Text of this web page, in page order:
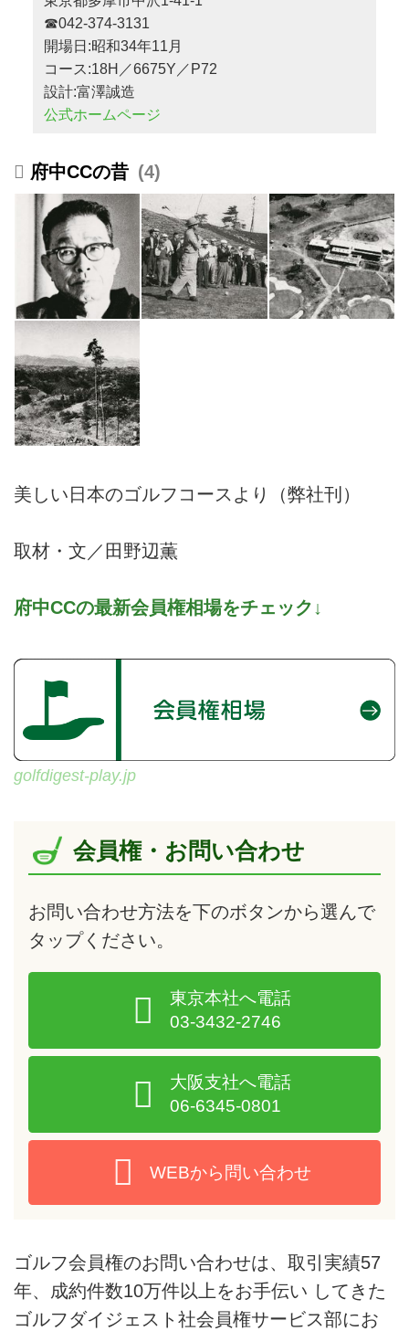
☎042-374-3131
開場日:昭和34年11月
コース:18H／6675Y／P72
設計:富澤誠造
公式ホームページ
府中CCの昔 4
美しい日本のゴルフコースより（弊社刊）
取材・文／田野辺薫
府中CCの最新会員権相場をチェック↓
golfdigest-play.jp
会員権・お問い合わせ
お問い合わせ方法を下のボタンから選んで
タップください。
東京本社へ電話
03-3432-2746
大阪支社へ電話
06-6345-0801
WEBから問い合わせ
ゴルフ会員権のお問い合わせは、取引実績57
年、成約件数10万件以上をお手伝い してきた
ゴルフダイジェスト社会員権サービス部にお